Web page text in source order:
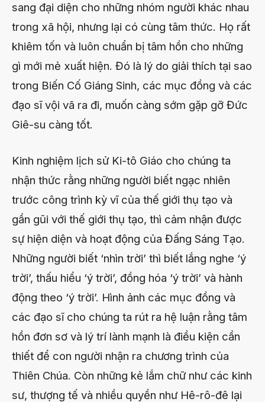
sang đại diện cho những nhóm người khác nhau
trong xã hội, nhưng lại có cùng tâm thức. Họ rất
khiêm tốn và luôn chuẩn bị tâm hồn cho những
gì mới mẻ xuất hiện. Đó là l‎ý do giải thích tại sao
trong Biến Cố Giáng Sinh, các mục đồng và các
đạo sĩ vội vã ra đi, muốn càng sớm gặp gỡ Đức
Giê-su càng tốt.
Kinh nghiệm lịch sử Ki-tô Giáo cho chúng ta
nhận thức rằng những người biết ngạc nhiên
trước công trình kỳ vĩ của thế giới thụ tạo và
gần gũi với thế giới thụ tạo, thì cảm nhận được
sự hiện diện và hoạt động của Đấng Sáng Tạo.
Những người biết ‘nhìn trời’ thì biết lắng nghe ‘‎ý
trời’, thấu hiểu ‘ý trời’, đồng hóa ‘ý trời’ và hành
động theo ‘ý trời’. Hình ảnh các mục đồng và
các đạo sĩ cho chúng ta rút ra hệ luận rằng tâm
hồn đơn sơ và l‎ý trí lành mạnh là điều kiện cần
thiết để con người nhận ra chương trình của
Thiên Chúa. Còn những kẻ lắm chữ như các kinh
sư, thượng tế và nhiều quyền như Hê-rô-đê lại